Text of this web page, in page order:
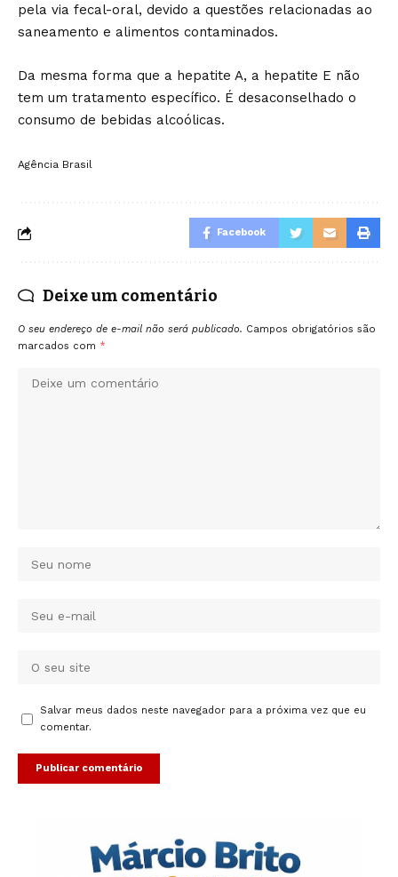
pela via fecal-oral, devido a questões relacionadas ao
saneamento e alimentos contaminados.
Da mesma forma que a hepatite A, a hepatite E não
tem um tratamento específico. É desaconselhado o
consumo de bebidas alcoólicas.
Agência Brasil
Facebook
Deixe um comentário
O seu endereço de e-mail não será publicado. Campos obrigatórios são
marcados com *
Salvar meus dados neste navegador para a próxima vez que eu
comentar.